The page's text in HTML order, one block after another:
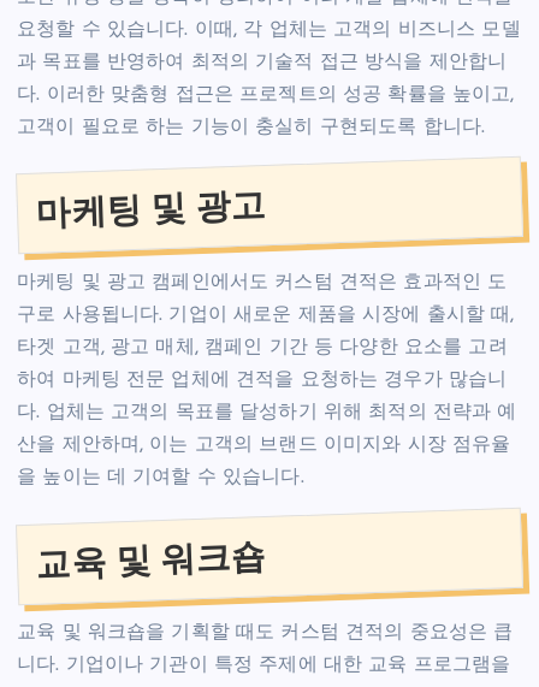
요청할 수 있습니다. 이때, 각 업체는 고객의 비즈니스 모델
과 목표를 반영하여 최적의 기술적 접근 방식을 제안합니
다. 이러한 맞춤형 접근은 프로젝트의 성공 확률을 높이고,
고객이 필요로 하는 기능이 충실히 구현되도록 합니다.
마케팅 및 광고
마케팅 및 광고 캠페인에서도 커스텀 견적은 효과적인 도
구로 사용됩니다. 기업이 새로운 제품을 시장에 출시할 때,
타겟 고객, 광고 매체, 캠페인 기간 등 다양한 요소를 고려
하여 마케팅 전문 업체에 견적을 요청하는 경우가 많습니
다. 업체는 고객의 목표를 달성하기 위해 최적의 전략과 예
산을 제안하며, 이는 고객의 브랜드 이미지와 시장 점유율
을 높이는 데 기여할 수 있습니다.
교육 및 워크숍
교육 및 워크숍을 기획할 때도 커스텀 견적의 중요성은 큽
니다. 기업이나 기관이 특정 주제에 대한 교육 프로그램을